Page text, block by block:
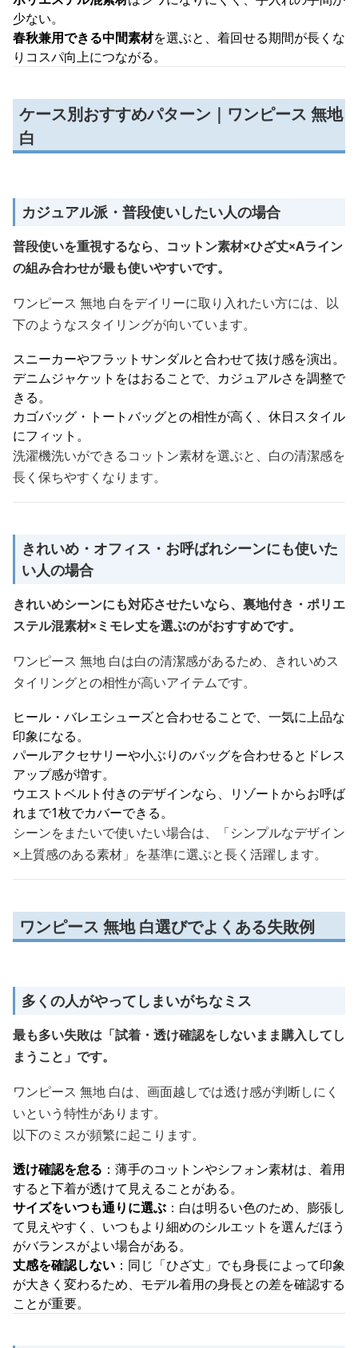
少ない。
春秋兼用できる中間素材を選ぶと、着回せる期間が長くな
りコスパ向上につながる。
ケース別おすすめパターン｜ワンピース 無地
白
カジュアル派・普段使いしたい人の場合
普段使いを重視するなら、コットン素材×ひざ丈×Aライン
の組み合わせが最も使いやすいです。
ワンピース 無地 白をデイリーに取り入れたい方には、以
下のようなスタイリングが向いています。
スニーカーやフラットサンダルと合わせて抜け感を演出。
デニムジャケットをはおることで、カジュアルさを調整で
きる。
カゴバッグ・トートバッグとの相性が高く、休日スタイル
にフィット。
洗濯機洗いができるコットン素材を選ぶと、白の清潔感を
長く保ちやすくなります。
きれいめ・オフィス・お呼ばれシーンにも使いた
い人の場合
きれいめシーンにも対応させたいなら、裏地付き・ポリエ
ステル混素材×ミモレ丈を選ぶのがおすすめです。
ワンピース 無地 白は白の清潔感があるため、きれいめス
タイリングとの相性が高いアイテムです。
ヒール・バレエシューズと合わせることで、一気に上品な
印象になる。
パールアクセサリーや小ぶりのバッグを合わせるとドレス
アップ感が増す。
ウエストベルト付きのデザインなら、リゾートからお呼ば
れまで1枚でカバーできる。
シーンをまたいで使いたい場合は、「シンプルなデザイン
×上質感のある素材」を基準に選ぶと長く活躍します。
ワンピース 無地 白選びでよくある失敗例
多くの人がやってしまいがちなミス
最も多い失敗は「試着・透け確認をしないまま購入してし
まうこと」です。
ワンピース 無地 白は、画面越しでは透け感が判断しにく
いという特性があります。
以下のミスが頻繁に起こります。
透け確認を怠る ：薄手のコットンやシフォン素材は、着用
すると下着が透けて見えることがある。
サイズをいつも通りに選ぶ ：白は明るい色のため、膨張し
て見えやすく、いつもより細めのシルエットを選んだほう
がバランスがよい場合がある。
丈感を確認しない ：同じ「ひざ丈」でも身長によって印象
が大きく変わるため、モデル着用の身長との差を確認する
ことが重要。